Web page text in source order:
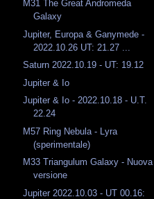
M31 The Great Andromeda
Galaxy
Jupiter, Europa & Ganymede -
2022.10.26 UT: 21.27 ...
Saturn 2022.10.19 - UT: 19.12
Jupiter & Io
Jupiter & Io - 2022.10.18 - U.T.
22.24
M57 Ring Nebula - Lyra
(sperimentale)
M33 Triangulum Galaxy - Nuova
versione
Jupiter 2022.10.03 - UT 00.16: